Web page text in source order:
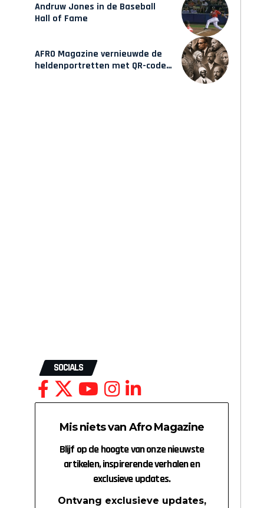
Andruw Jones in de Baseball
Hall of Fame
AFRO Magazine vernieuwde de
heldenportretten met QR-codes
SOCIALS
Mis niets van Afro Magazine
Blijf op de hoogte van onze nieuwste
artikelen, inspirerende verhalen en
exclusieve updates.
Ontvang exclusieve updates,